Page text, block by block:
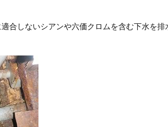
合しないシアンや六価クロムを含む下水を排